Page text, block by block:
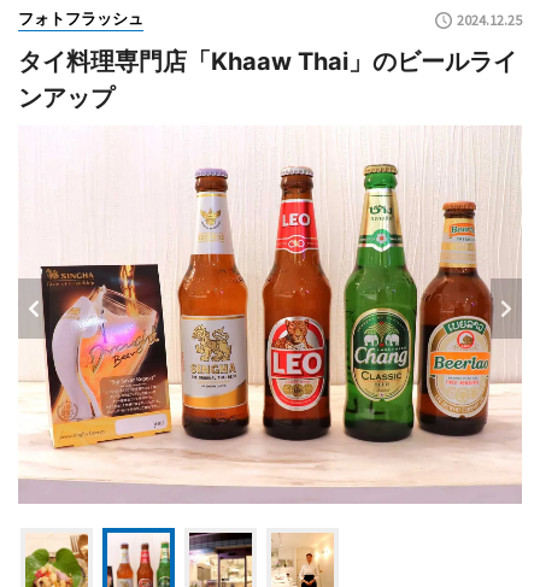
フォトフラッシュ 2024.12.25
タイ料理専門店「Khaaw Thai」のビールライ
ンアップ